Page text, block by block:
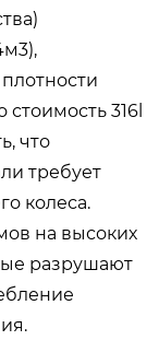
316l
что
требует
колеса.
на высоких
разрушают